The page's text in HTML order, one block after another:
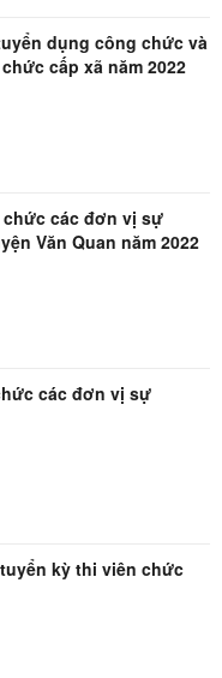
dụng công chức và
cấp xã năm 2022
các đơn vị sự
Văn Quan năm 2022
các đơn vị sự
kỳ thi viên chức